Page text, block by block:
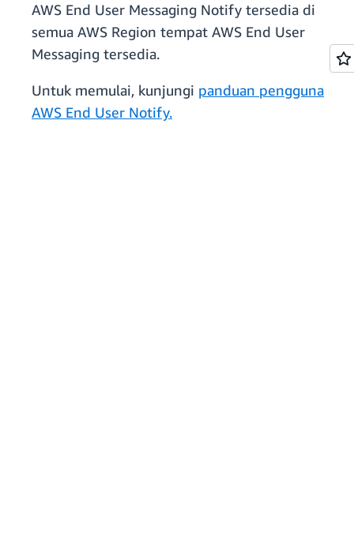
AWS End User Messaging Notify tersedia di
semua AWS Region tempat AWS End User
Messaging tersedia.
Untuk memulai, kunjungi panduan pengguna
AWS End User Notify.